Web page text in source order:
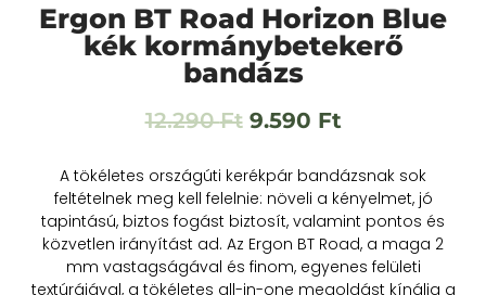
Ergon BT Road Horizon Blue
kék kormánybetekerő
bandázs
12.290Ft 9.590 Ft
A tökéletes országúti kerékpár bandázsnak sok
feltételnek meg kell felelnie: növeli a kényelmet, jó
tapintású, biztos fogást biztosít, valamint pontos és
közvetlen irányítást ad. Az Ergon BT Road, a maga 2
mm vastagságával és finom, egyenes felületi
textúrájával, a tökéletes all-in-one megoldást kínálja a